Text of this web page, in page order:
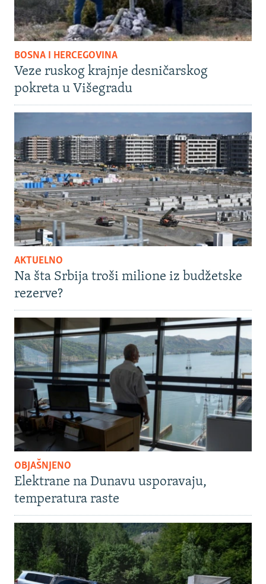
BOSNA I HERCEGOVINA
Veze ruskog krajnje desničarskog
pokreta u Višegradu
AKTUELNO
Na šta Srbija troši milione iz budžetske
rezerve?
OBJAŠNJENO
Elektrane na Dunavu usporavaju,
temperatura raste